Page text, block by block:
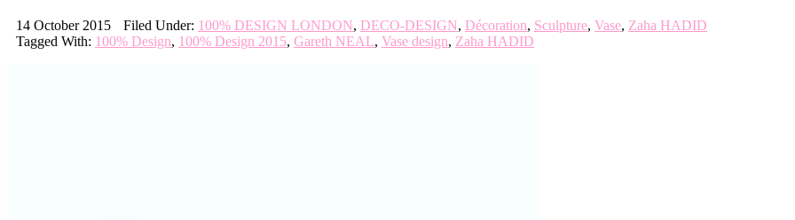
14 October 2015 Filed Under: 100% DESIGN LONDON, DECO-DESIGN, Décoration, Sculpture, Vase, Zaha HADID
Tagged With: 100% Design, 100% Design 2015, Gareth NEAL, Vase design, Zaha HADID